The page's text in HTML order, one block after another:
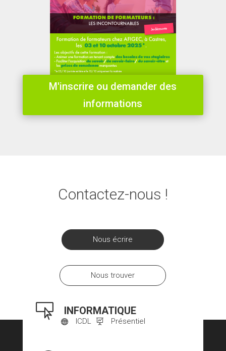
M'inscrire ou demander des
informations
Contactez-nous !
Nous écrire
Nous trouver
 INFORMATIQUE
 ICDL  Présentiel